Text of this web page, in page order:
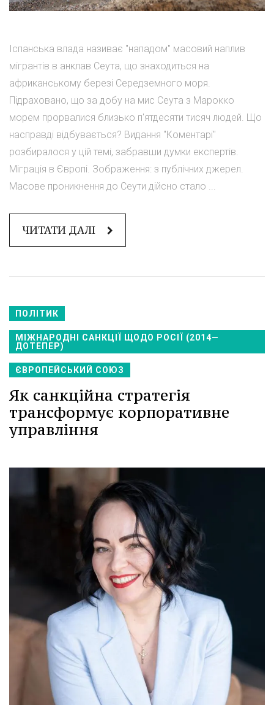
Іспанська влада називає "нападом" масовий наплив
мігрантів в анклав Сеута, що знаходиться на
африканському березі Середземного моря.
Підраховано, що за добу на мис Сеута з Марокко
морем прорвалися близько п'ятдесяти тисяч людей. Що
насправді відбувається? Видання "Коментарі"
розбиралося у цій темі, забравши думки експертів.
Міграція в Європі. Зображення: з публічних джерел.
Масове проникнення до Сеути дійсно стало ...
ЧИТАТИ ДАЛІ
ПОЛІТИК
МІЖНАРОДНІ САНКЦІЇ ЩОДО РОСІЇ (2014—
ДОТЕПЕР)
ЄВРОПЕЙСЬКИЙ СОЮЗ
Як санкційна стратегія
трансформує корпоративне
управління